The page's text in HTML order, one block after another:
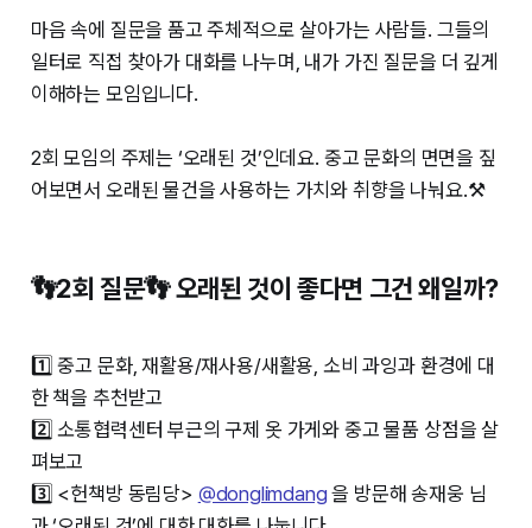
마음 속에 질문을 품고 주체적으로 살아가는 사람들. 그들의
일터로 직접 찾아가 대화를 나누며, 내가 가진 질문을 더 깊게
이해하는 모임입니다.
2회 모임의 주제는 ‘오래된 것’인데요. 중고 문화의 면면을 짚
어보면서 오래된 물건을 사용하는 가치와 취향을 나눠요.⚒️
👣2회 질문👣 오래된 것이 좋다면 그건 왜일까?
1️⃣ 중고 문화, 재활용/재사용/새활용, 소비 과잉과 환경에 대
한 책을 추천받고
2️⃣ 소통협력센터 부근의 구제 옷 가게와 중고 물품 상점을 살
펴보고
3️⃣ <헌책방 동림당> @donglimdang 을 방문해 송재웅 님